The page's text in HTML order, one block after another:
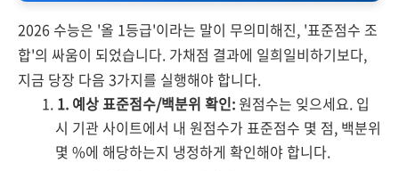
2026 수능은 '올 1등급'이라는 말이 무의미해진, '표준점수 조
합'의 싸움이 되었습니다. 가채점 결과에 일희일비하기보다,
지금 당장 다음 3가지를 실행해야 합니다.
1. 예상 표준점수/백분위 확인: 원점수는 잊으세요. 입
시 기관 사이트에서 내 원점수가 표준점수 몇 점, 백분위
몇 %에 해당하는지 냉정하게 확인해야 합니다.